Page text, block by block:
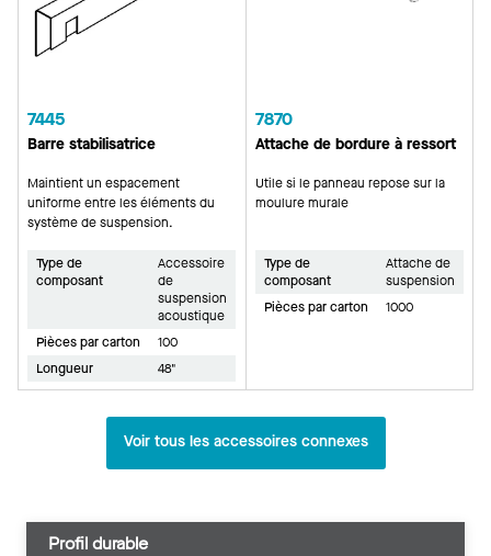
7445
Barre stabilisatrice
Maintient un espacement
uniforme entre les éléments du
système de suspension.
Type de
composant
Accessoire
de
suspension
acoustique
Pièces par carton
100
Longueur
48"
7870
Attache de bordure à ressort
Utile si le panneau repose sur la
moulure murale
Type de
composant
Attache de
suspension
Pièces par carton
1000
Voir tous les accessoires connexes
Profil durable